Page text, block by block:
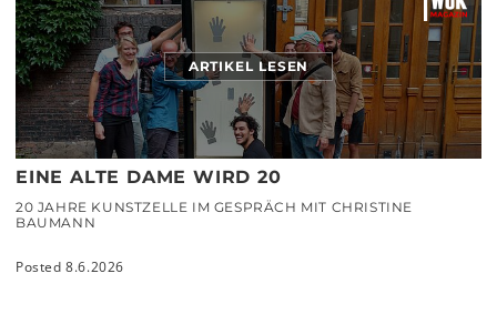
ARTIKEL LESEN
EINE ALTE DAME WIRD 20
20 JAHRE KUNSTZELLE IM GESPRÄCH MIT CHRISTINE
BAUMANN
Posted 8.6.2026